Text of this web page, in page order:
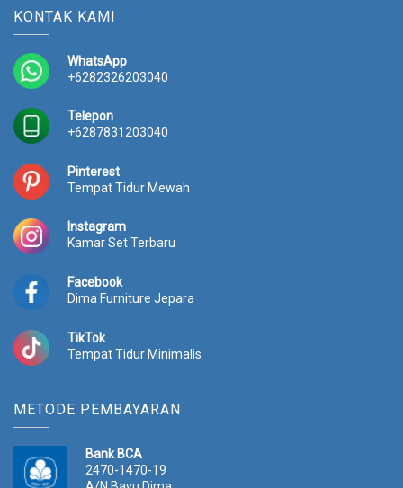
KONTAK KAMI
WhatsApp
+6282326203040
Telepon
+6287831203040
Pinterest
Tempat Tidur Mewah
Instagram
Kamar Set Terbaru
Facebook
Dima Furniture Jepara
TikTok
Tempat Tidur Minimalis
METODE PEMBAYARAN
Bank BCA
2470-1470-19